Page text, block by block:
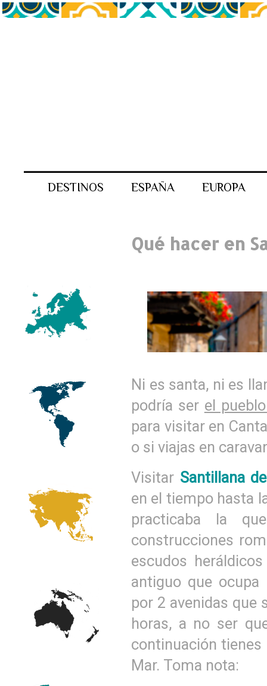
DESTINOS ESPAÑA EUROPA
Qué hacer en
Ni es santa, ni es
podría ser el
para visitar en
o si viajas en
Visitar Santillana
en el tiempo hasta
practicaba la
construcciones
escudos
antiguo que ocupa
por 2 avenidas que
horas, a no ser
continuación tienes
Mar. Toma nota: